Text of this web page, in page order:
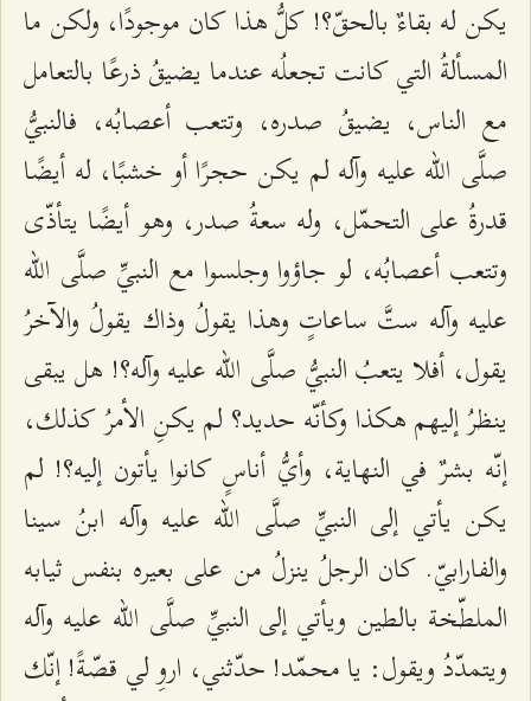
يكن له بقاءٌ بالحقّ؟! كلُّ هذا كان موجودًا، ولكن ما
المسألةُ التي كانت تجعلُه عندما يضيقُ ذرعًا بالتعامل
مع الناس، يضيقُ صدره، وتتعب أعصابُه، فالنبيُّ
صلَّى الله عليه وآله لم يكن حجرًا أو خشبًا، له أيضًا
قدرةُ على التحمّل، وله سعةُ صدر، وهو أيضًا يتأذّى
وتتعب أعصابُه، لو جاؤوا وجلسوا مع النبيِّ صلَّى الله
عليه وآله ستَّ ساعاتٍ وهذا يقولُ وذاك يقولُ والآخرُ
يقول، أفلا يتعبُ النبيُّ صلَّى الله عليه وآله؟! هل يبقى
ينظرُ إليهم هكذا وكأنّه حديد؟ لم يكنِ الأمرُ كذلك،
إنّه بشرٌ في النهاية، وأيُّ أناسٍ كانوا يأتون إليه؟! لم
يكن يأتي إلى النبيِّ صلَّى الله عليه وآله ابنُ سينا
والفارابيّ. كان الرجلُ ينزلُ من على بعيره بنفس ثيابه
الملطّخة بالطين ويأتي إلى النبيِّ صلَّى الله عليه وآله
ويتمدّدُ ويقول: يا محمّد! حدّثني، اروِ لي قصّةً! إنّك